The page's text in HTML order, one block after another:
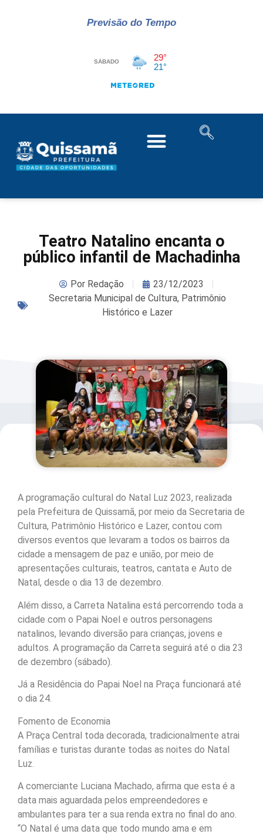
Previsão do Tempo
Teatro Natalino encanta o
público infantil de Machadinha
PorRedação
23/12/2023
Secretaria Municipal de Cultura, Patrimônio
Histórico e Lazer
A programação cultural do Natal Luz 2023, realizada
pela Prefeitura de Quissamã, por meio da Secretaria de
Cultura, Patrimônio Histórico e Lazer, contou com
diversos eventos que levaram a todos os bairros da
cidade a mensagem de paz e união, por meio de
apresentações culturais, teatros, cantata e Auto de
Natal, desde o dia 13 de dezembro.
Além disso, a Carreta Natalina está percorrendo toda a
cidade com o Papai Noel e outros personagens
natalinos, levando diversão para crianças, jovens e
adultos. A programação da Carreta seguirá até o dia 23
de dezembro (sábado).
Já a Residência do Papai Noel na Praça funcionará até
o dia 24.
Fomento de Economia
A Praça Central toda decorada, tradicionalmente atrai
famílias e turistas durante todas as noites do Natal
Luz.
A comerciante Luciana Machado, afirma que esta é a
data mais aguardada pelos empreendedores e
ambulantes para ter a sua renda extra no final do ano.
“O Natal é uma data que todo mundo ama e em